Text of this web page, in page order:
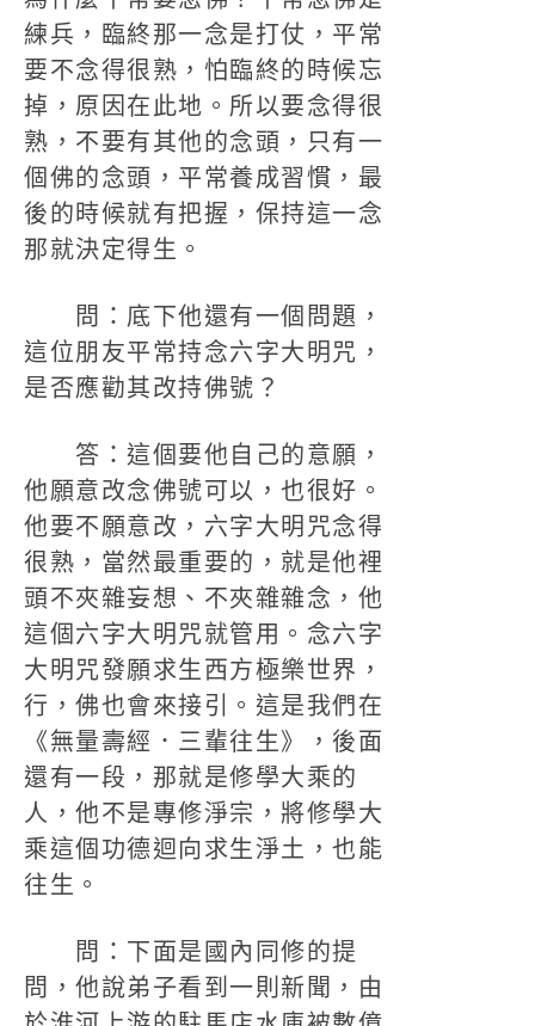
練兵，臨終那一念是打仗，平常
要不念得很熟，怕臨終的時候忘
掉，原因在此地。所以要念得很
熟，不要有其他的念頭，只有一
個佛的念頭，平常養成習慣，最
後的時候就有把握，保持這一念
那就決定得生。
問：底下他還有一個問題，
這位朋友平常持念六字大明咒，
是否應勸其改持佛號？
答：這個要他自己的意願，
他願意改念佛號可以，也很好。
他要不願意改，六字大明咒念得
很熟，當然最重要的，就是他裡
頭不夾雜妄想、不夾雜雜念，他
這個六字大明咒就管用。念六字
大明咒發願求生西方極樂世界，
行，佛也會來接引。這是我們在
《無量壽經．三輩往生》，後面
還有一段，那就是修學大乘的
人，他不是專修淨宗，將修學大
乘這個功德迴向求生淨土，也能
往生。
問：下面是國內同修的提
問，他說弟子看到一則新聞，由